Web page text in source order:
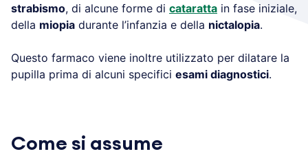
strabismo, di alcune forme di cataratta in fase iniziale,
della miopia durante l’infanzia e della nictalopia.
Questo farmaco viene inoltre utilizzato per dilatare la
pupilla prima di alcuni specifici esami diagnostici.
Come si assume